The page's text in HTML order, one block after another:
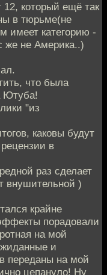
12, который ещё так
в тюрьме(не
имеет категорию -
же не Америка..)
что была
Ютуба!
"из
каковы будут
в
раз сделает
внушительной )
крайне
порадовали
на мой
и
переданы на мой
цепануло! Ну